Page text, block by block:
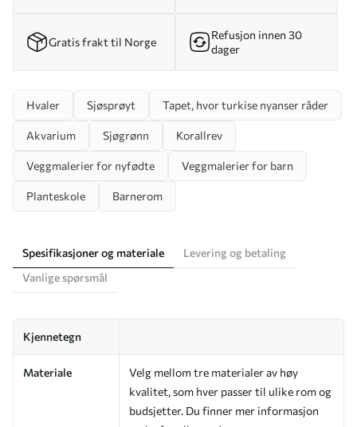
Gratis frakt til Norge
Refusjon innen 30
dager
Hvaler Sjøsprøyt Tapet, hvor turkise nyanser råder
Akvarium Sjøgrønn Korallrev
Veggmalerier for nyfødte Veggmalerier for barn
Planteskole Barnerom
Spesifikasjoner og materiale
Levering og betaling
Vanlige spørsmål
Kjennetegn
Materiale
Velg mellom tre materialer av høy
kvalitet, som hver passer til ulike rom og
budsjetter. Du finner mer informasjon